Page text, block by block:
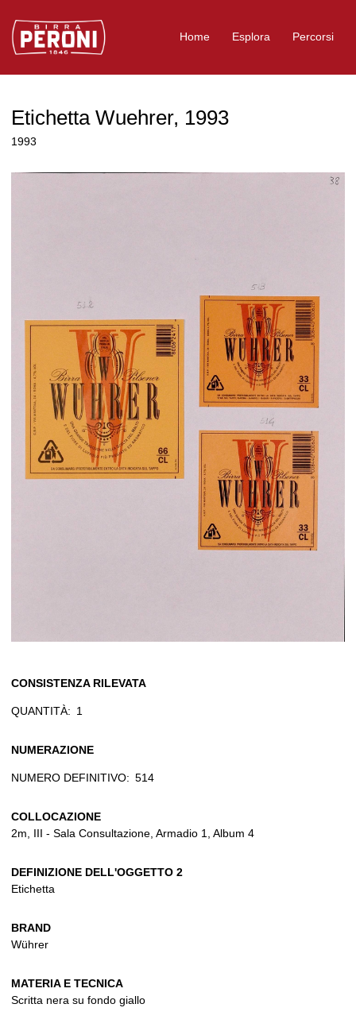
Logo Birra Peroni
Home Esplora Percorsi
Etichetta Wuehrer, 1993
1993
CONSISTENZA RILEVATA
QUANTITÀ: 1
NUMERAZIONE
NUMERO DEFINITIVO: 514
COLLOCAZIONE
2m, III - Sala Consultazione, Armadio 1, Album 4
DEFINIZIONE DELL'OGGETTO 2
Etichetta
BRAND
Wührer
MATERIA E TECNICA
Scritta nera su fondo giallo